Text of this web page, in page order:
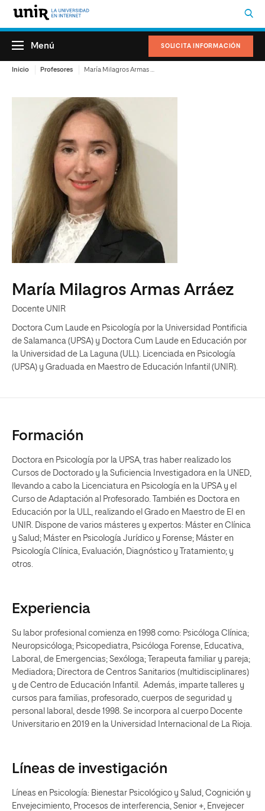
SOLICITA INFORMACIÓN
Menú
Inicio Profesores
María Milagros Armas Arráez
Docente UNIR
Doctora Cum Laude en Psicología por la Universidad Pontificia
de Salamanca (UPSA) y Doctora Cum Laude en Educación por
la Universidad de La Laguna (ULL). Licenciada en Psicología
(UPSA) y Graduada en Maestro de Educación Infantil (UNIR).
Formación
Doctora en Psicología por la UPSA, tras haber realizado los
Cursos de Doctorado y la Suficiencia Investigadora en la UNED,
llevando a cabo la Licenciatura en Psicología en la UPSA y el
Curso de Adaptación al Profesorado. También es Doctora en
Educación por la ULL, realizando el Grado en Maestro de EI en
UNIR. Dispone de varios másteres y expertos: Máster en Clínica
y Salud; Máster en Psicología Jurídico y Forense; Máster en
Psicología Clínica, Evaluación, Diagnóstico y Tratamiento; y
otros.
Experiencia
Su labor profesional comienza en 1998 como: Psicóloga Clínica;
Neuropsicóloga; Psicopediatra, Psicóloga Forense, Educativa,
Laboral, de Emergencias; Sexóloga; Terapeuta familiar y pareja;
Mediadora; Directora de Centros Sanitarios (multidisciplinares)
y de Centro de Educación Infantil. Además, imparte talleres y
cursos para familias, profesorado, cuerpos de seguridad y
personal laboral, desde 1998. Se incorpora al cuerpo Docente
Universitario en 2019 en la Universidad Internacional de La Rioja.
Líneas de investigación
Líneas en Psicología: Bienestar Psicológico y Salud, Cognición y
Envejecimiento, Procesos de interferencia, Senior +, Envejecer